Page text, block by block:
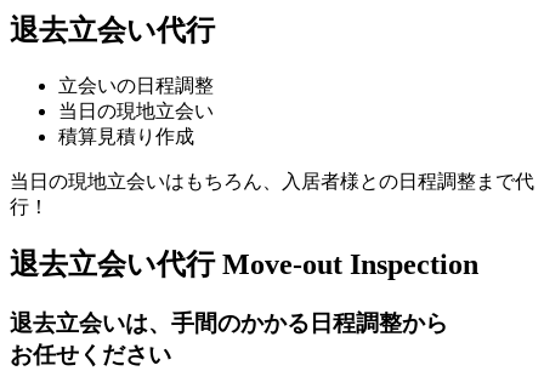
退去立会い代行
立会いの日程調整
当日の現地立会い
積算見積り作成
当日の現地立会いはもちろん、入居者様との日程調整まで代
行！
退去立会い代行 Move-out Inspection
退去立会いは、手間のかかる日程調整から
お任せください